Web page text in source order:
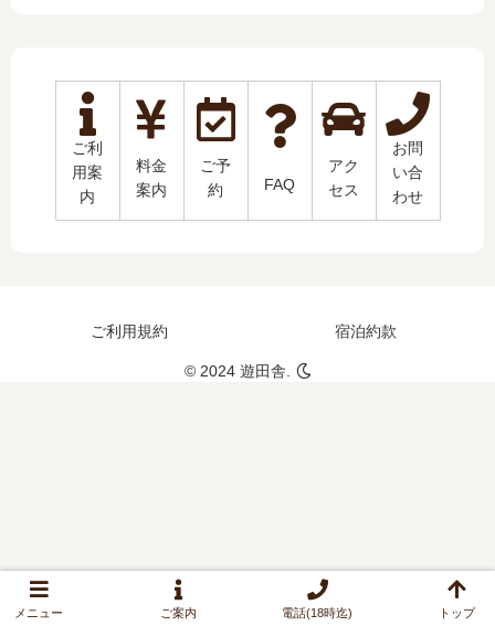
ご利
用案
内
料金
案内
ご予
約
FAQ
アク
セス
お問
い合
わせ
ご利用規約 宿泊約款
© 2024 遊田舎.
メニュー ご案内 電話(18時迄) トップ